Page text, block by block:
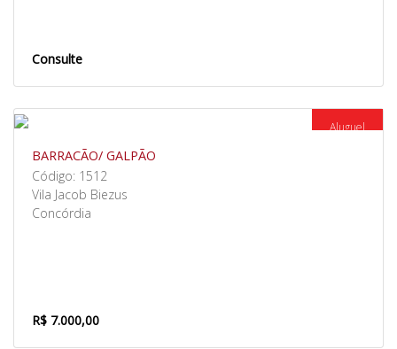
Consulte
Aluguel
BARRACÃO/ GALPÃO
Código: 1512
Vila Jacob Biezus
Concórdia
R$ 7.000,00